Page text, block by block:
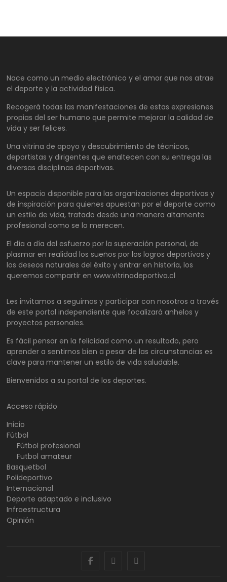
Nace como un medio electrónico y el amor que nos atrae
el deporte y la actividad física.
Recogerá todas las manifestaciones de estas expresiones
propias del ser humano que permite mejorar la calidad de
vida y ser felices.
Una vitrina de apoyo y descubrimiento de técnicos,
deportistas y dirigentes que enaltecen con su entrega las
diversas disciplinas deportivas.
Un espacio disponible para las organizaciones deportivas y
de inspiración para quienes apuestan por el deporte como
un estilo de vida, tratado desde una manera altamente
profesional como se lo merecen.
El día a día del esfuerzo por la superación personal, de
plasmar en realidad los sueños por los logros deportivos y
los deseos naturales del éxito y entrar en historia, los
queremos compartir en www.vitrinadeportiva.cl
Les invitamos a seguirnos y participar con nosotros a través
de este portal independiente que focalizará anhelos y
proyectos personales.
Es fácil pensar en la felicidad como un resultado, pero
aprender a sentirnos bien a pesar de las circunstancias es
clave para mantener un estilo de vida saludable.
Bienvenidos a su portal de los deportes.
Acceso rápido
Inicio
Fútbol
Fútbol profesional
Futbol amateur
Basquetbol
Polideportivo
Internacional
Deporte adaptado e inclusivo
Infraestructura
Opinión
facebook
twitter